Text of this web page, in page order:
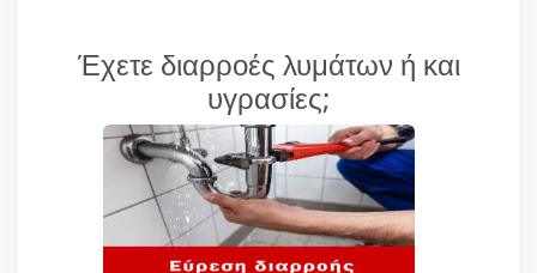
Έχετε διαρροές λυμάτων ή και
υγρασίες;